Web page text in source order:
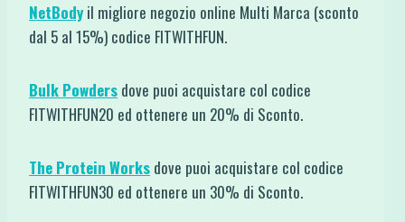
NetBodyil migliore negozio online Multi Marca (sconto
dal 5 al 15%) codice FITWITHFUN.
Bulk Powders dove puoi acquistare col codice
FITWITHFUN20 ed ottenere un 20% di Sconto.
The Protein Works dove puoi acquistare col codice
FITWITHFUN30 ed ottenere un 30% di Sconto.